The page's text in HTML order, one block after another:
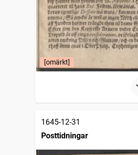
[omärkt]
1645-12-31
Posttidningar